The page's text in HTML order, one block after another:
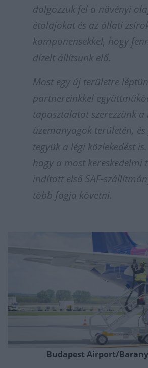
dolgozzuk fel a növényi
étolajokat és az állati
komponensekkel, hogy
dízelt állítsunk elő.
Most egy új területre
partnereinkkel
tapasztalatot szerezzünk a
üzemanyagok területén,
tegyük a légi közlekedést
hogy a most kereskedelmi
indított első SAF-
több fogja követni.
Budapest Airport/